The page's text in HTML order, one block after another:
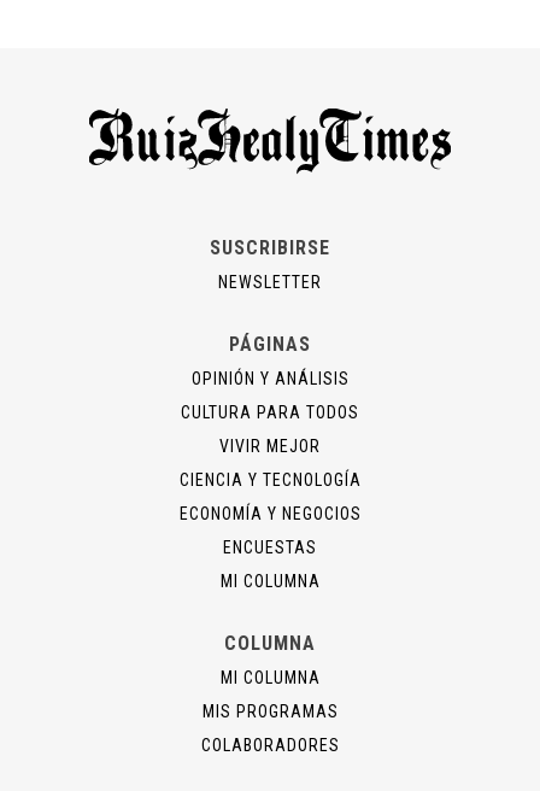
SUSCRIBIRSE
NEWSLETTER
PÁGINAS
OPINIÓN Y ANÁLISIS
CULTURA PARA TODOS
VIVIR MEJOR
CIENCIA Y TECNOLOGÍA
ECONOMÍA Y NEGOCIOS
ENCUESTAS
MI COLUMNA
COLUMNA
MI COLUMNA
MIS PROGRAMAS
COLABORADORES